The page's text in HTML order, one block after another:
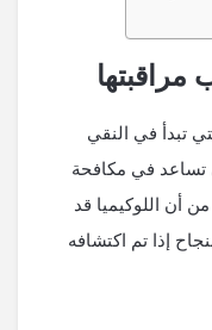
تبدأ في النقي
تساعد في مكافحة
أن اللوكيميا قد
إذا تم اكتشافه